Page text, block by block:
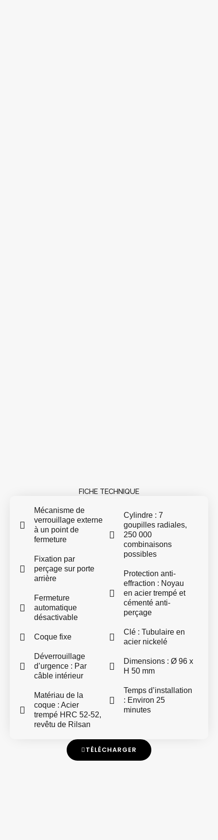
FICHE TECHNIQUE
Mécanisme de
verrouillage externe
à un point de
fermeture
Fixation par
perçage sur porte
arrière
Fermeture
automatique
désactivable
Coque fixe
Déverrouillage
d’urgence : Par
câble intérieur
Matériau de la
coque : Acier
trempé HRC 52-52,
revêtu de Rilsan
Cylindre : 7
goupilles radiales,
250 000
combinaisons
possibles
Protection anti-
effraction : Noyau
en acier trempé et
cémenté anti-
perçage
Clé : Tubulaire en
acier nickelé
Dimensions : Ø 96 x
H 50 mm
Temps d’installation
: Environ 25
minutes
TÉLÉCHARGER